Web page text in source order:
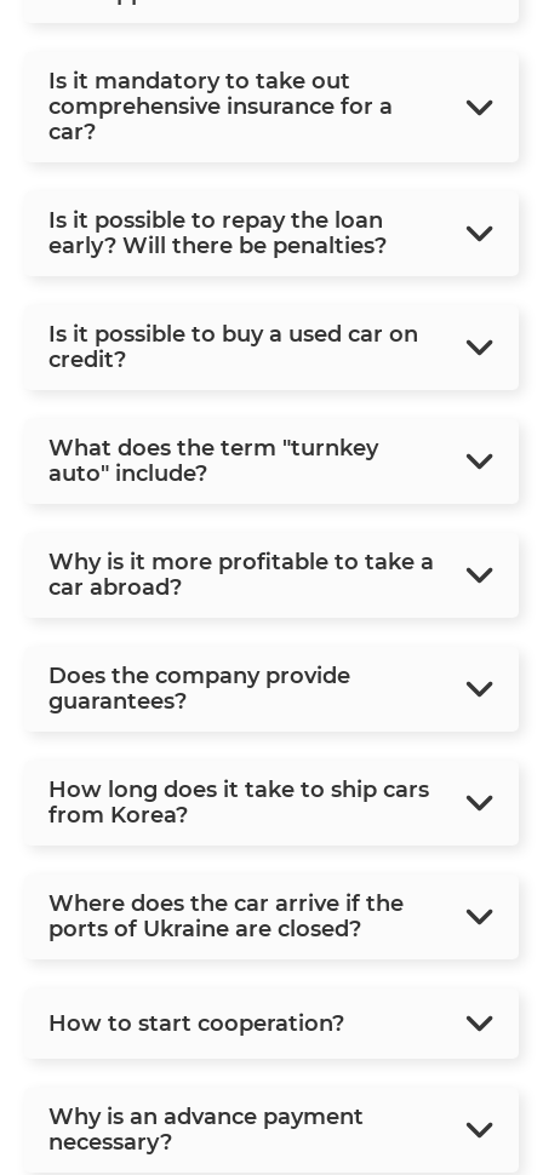
Is it mandatory to take out
comprehensive insurance for a
car?
Is it possible to repay the loan
early? Will there be penalties?
Is it possible to buy a used car on
credit?
What does the term "turnkey
auto" include?
Why is it more profitable to take a
car abroad?
Does the company provide
guarantees?
How long does it take to ship cars
from Korea?
Where does the car arrive if the
ports of Ukraine are closed?
How to start cooperation?
Why is an advance payment
necessary?